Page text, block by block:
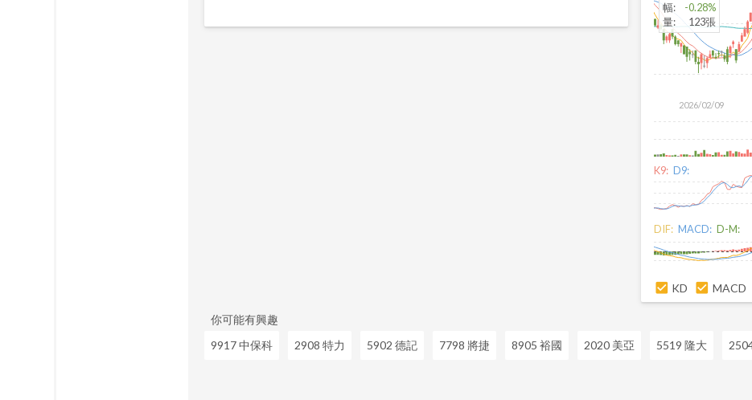
2026/02/09
幅:
-0.28%
量: 123張
K9: D9:
DIF: MACD: D-M:
KD MACD
你可能有興趣
9917 中保科
2908 特力 5902 德記 7798 將捷 8905 裕國 2020 美亞 5519 隆大